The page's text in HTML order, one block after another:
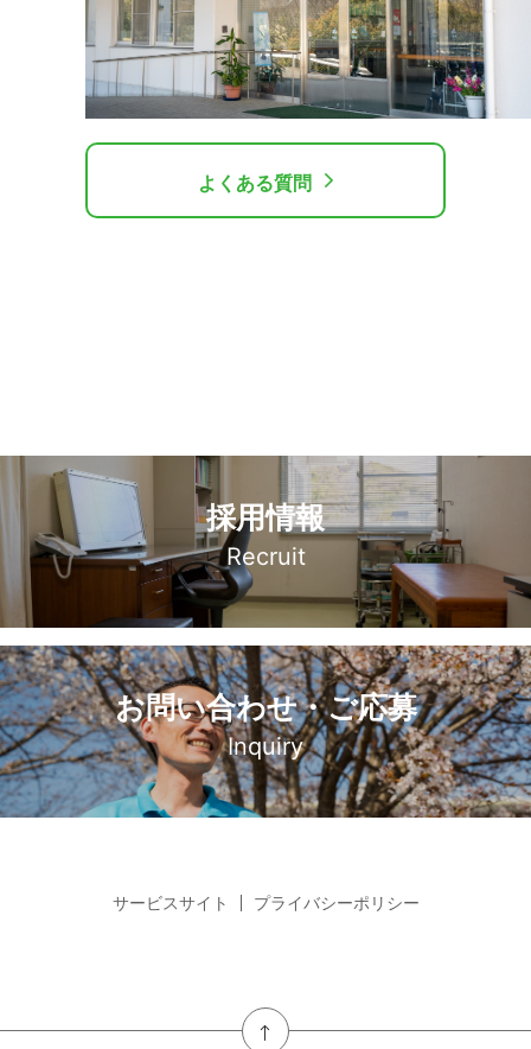
よくある質問
採用情報
Recruit
お問い合わせ・ご応募
Inquiry
サービスサイト プライバシーポリシー